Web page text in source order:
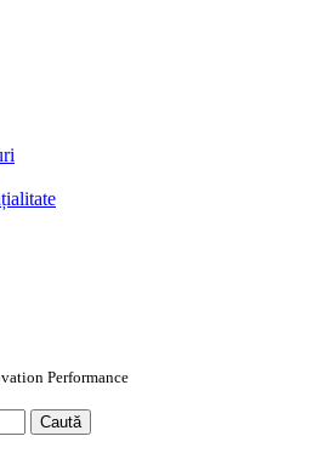
Performance
Caută